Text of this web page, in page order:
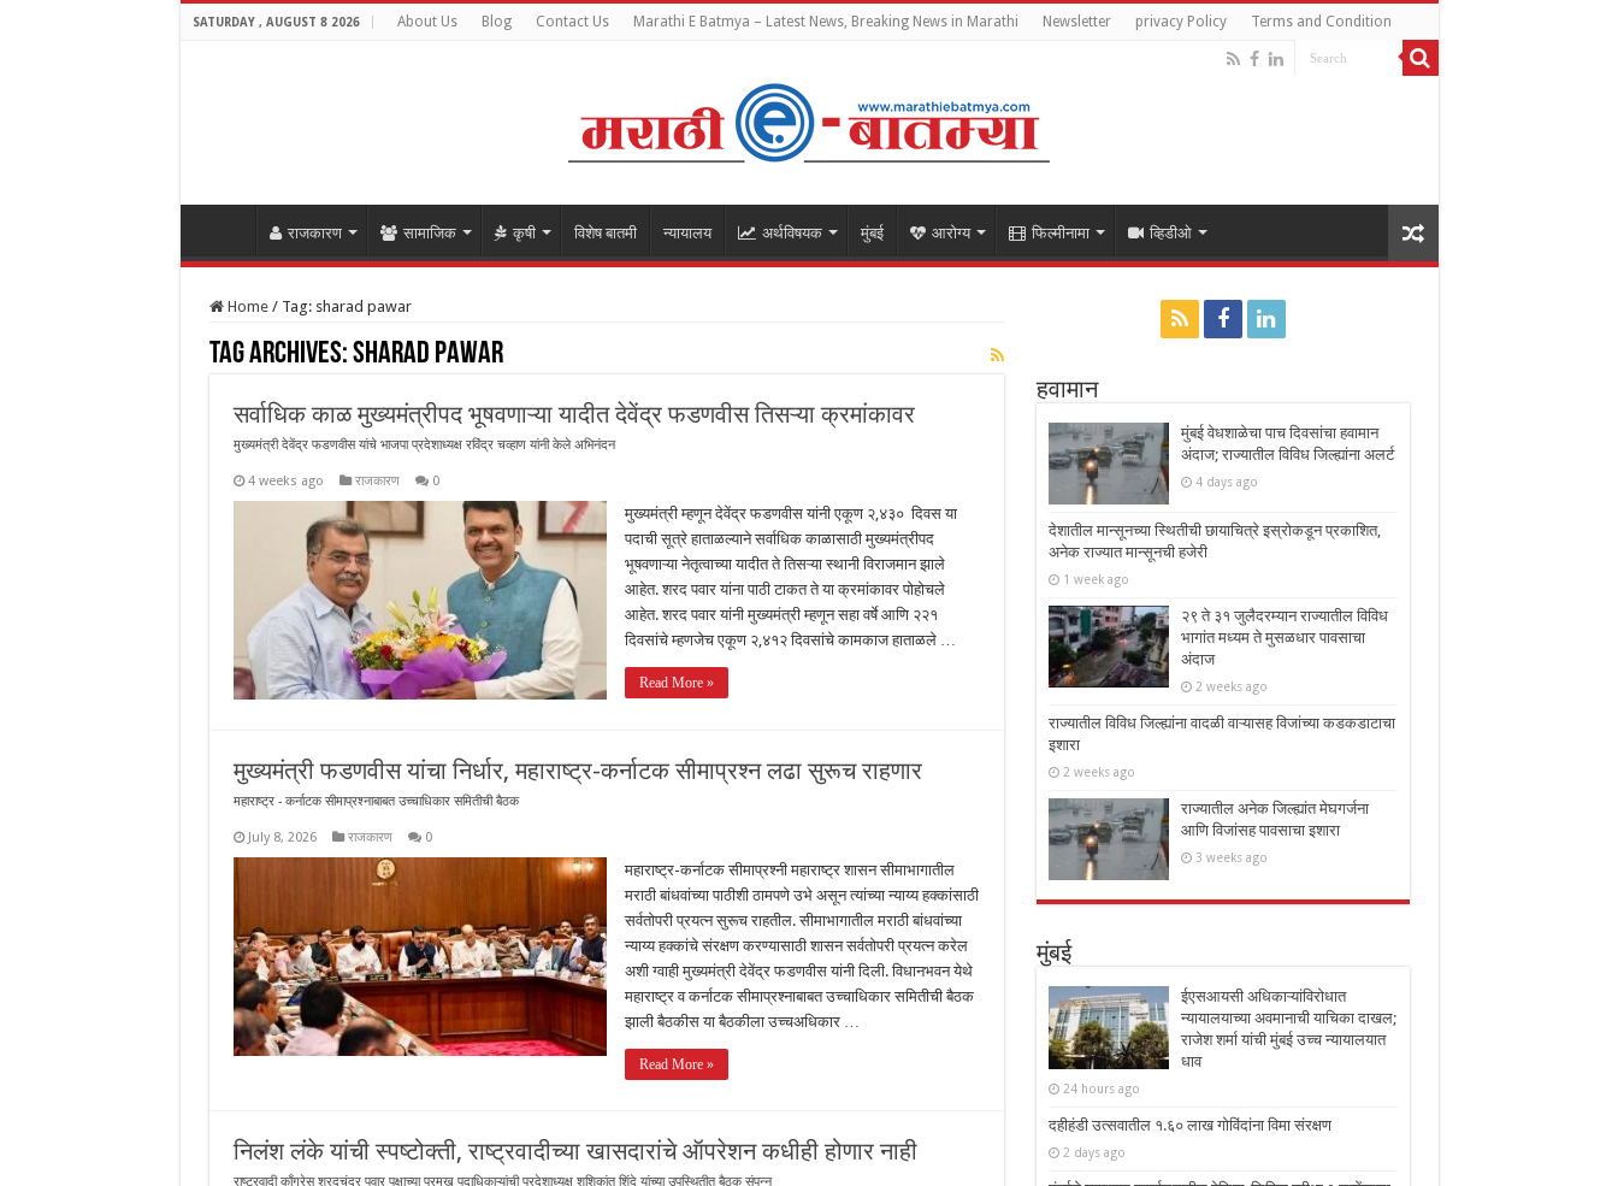
SATURDAY , AUGUST 8 2026 About Us Blog Contact Us Marathi E Batmya – Latest News, Breaking News in Marathi Newsletter privacy Policy Terms and Condition
राजकारण सामाजिक कृषी विशेष बातमी न्यायालय अर्थविषयक मुंबई आरोग्य फिल्मीनामा व्हिडीओ
Home / Tag: sharad pawar
Tag Archives:sharad pawar
सर्वाधिक काळ मुख्यमंत्रीपद भूषवणाऱ्या यादीत देवेंद्र फडणवीस तिसऱ्या क्रमांकावर
मुख्यमंत्री देवेंद्र फडणवीस यांचे भाजपा प्रदेशाध्यक्ष रविंद्र चव्हाण यांनी केले अभिनंदन
4 weeks ago राजकारण 0
मुख्यमंत्री म्हणून देवेंद्र फडणवीस यांनी एकूण २,४३० दिवस या
पदाची सूत्रे हाताळल्याने सर्वाधिक काळासाठी मुख्यमंत्रीपद
भूषवणाऱ्या नेतृत्वाच्या यादीत ते तिसऱ्या स्थानी विराजमान झाले
आहेत. शरद पवार यांना पाठी टाकत ते या क्रमांकावर पोहोचले
आहेत. शरद पवार यांनी मुख्यमंत्री म्हणून सहा वर्षे आणि २२१
दिवसांचे म्हणजेच एकूण २,४१२ दिवसांचे कामकाज हाताळले …
Read More »
मुख्यमंत्री फडणवीस यांचा निर्धार, महाराष्ट्र-कर्नाटक सीमाप्रश्न लढा सुरूच राहणार
महाराष्ट्र - कर्नाटक सीमाप्रश्नाबाबत उच्चाधिकार समितीची बैठक
July 8, 2026 राजकारण 0
महाराष्ट्र-कर्नाटक सीमाप्रश्नी महाराष्ट्र शासन सीमाभागातील
मराठी बांधवांच्या पाठीशी ठामपणे उभे असून त्यांच्या न्याय्य हक्कांसाठी
सर्वतोपरी प्रयत्न सुरूच राहतील. सीमाभागातील मराठी बांधवांच्या
न्याय्य हक्कांचे संरक्षण करण्यासाठी शासन सर्वतोपरी प्रयत्न करेल
अशी ग्वाही मुख्यमंत्री देवेंद्र फडणवीस यांनी दिली. विधानभवन येथे
महाराष्ट्र व कर्नाटक सीमाप्रश्नाबाबत उच्चाधिकार समितीची बैठक
झाली बैठकीस या बैठकीला उच्चअधिकार …
Read More »
निलंश लंके यांची स्पष्टोक्ती, राष्ट्रवादीच्या खासदारांचे ऑपरेशन कधीही होणार नाही
राष्ट्रवादी काँग्रेस शरदचंद्र पवार पक्षाच्या प्रमुख पदाधिकाऱ्यांची प्रदेशाध्यक्ष शशिकांत शिंदे यांच्या उपस्थितीत बैठक संपन्न
हवामान
मुंबई वेधशाळेचा पाच दिवसांचा हवामान
अंदाज; राज्यातील विविध जिल्ह्यांना अलर्ट
4 days ago
देशातील मान्सूनच्या स्थितीची छायाचित्रे इस्रोकडून प्रकाशित,
अनेक राज्यात मान्सूनची हजेरी
1 week ago
२९ ते ३१ जुलैदरम्यान राज्यातील विविध
भागांत मध्यम ते मुसळधार पावसाचा
अंदाज
2 weeks ago
राज्यातील विविध जिल्ह्यांना वादळी वाऱ्यासह विजांच्या कडकडाटाचा
इशारा
2 weeks ago
राज्यातील अनेक जिल्ह्यांत मेघगर्जना
आणि विजांसह पावसाचा इशारा
3 weeks ago
मुंबई
ईएसआयसी अधिकाऱ्यांविरोधात
न्यायालयाच्या अवमानाची याचिका दाखल;
राजेश शर्मा यांची मुंबई उच्च न्यायालयात
धाव
24 hours ago
दहीहंडी उत्सवातील १.६० लाख गोविंदांना विमा संरक्षण
2 days ago